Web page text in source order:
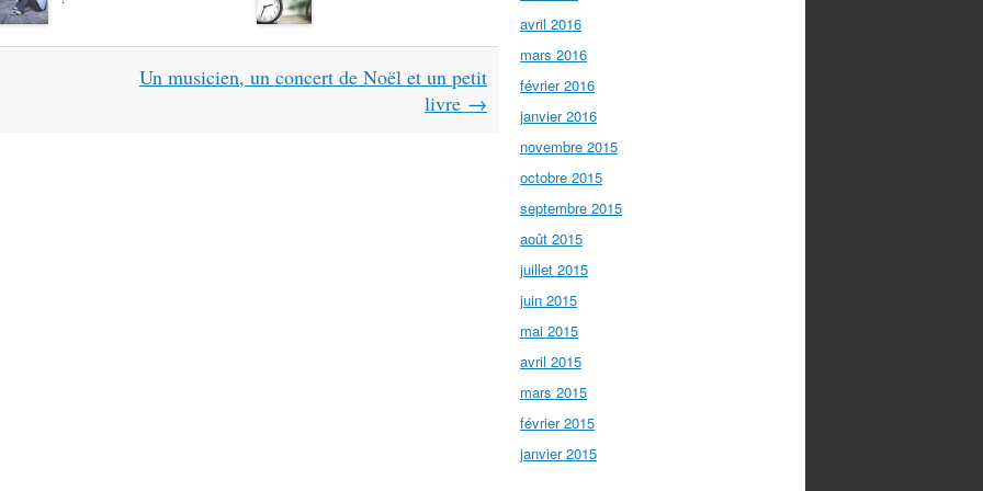
Un musicien, un concert de Noël et un petit
livre →
avril 2016
mars 2016
février 2016
janvier 2016
novembre 2015
octobre 2015
septembre 2015
août 2015
juillet 2015
juin 2015
mai 2015
avril 2015
mars 2015
février 2015
janvier 2015